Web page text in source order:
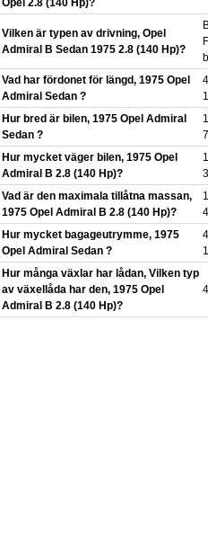
Vilken är typen av drivning, Opel
Admiral B Sedan 1975 2.8 (140 Hp)?
Vad har fördonet för längd, 1975 Opel
Admiral Sedan ?
Hur bred är bilen, 1975 Opel Admiral
Sedan ?
Hur mycket väger bilen, 1975 Opel
Admiral B 2.8 (140 Hp)?
Vad är den maximala tillåtna massan,
1975 Opel Admiral B 2.8 (140 Hp)?
Hur mycket bagageutrymme, 1975
Opel Admiral Sedan ?
Hur många växlar har lådan, Vilken typ
av växellåda har den, 1975 Opel
Admiral B 2.8 (140 Hp)?